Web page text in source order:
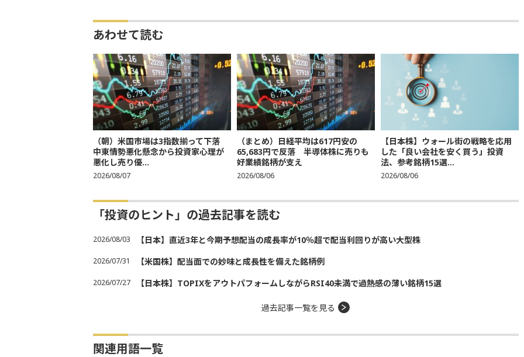
あわせて読む
（朝）米国市場は3指数揃って下落
中東情勢悪化懸念から投資家心理が
悪化し売り優...
2026/08/07
（まとめ）日経平均は617円安の
65,683円で反落 半導体株に売りも
好業績銘柄が支え
2026/08/06
【日本株】ウォール街の戦略を応用
した「良い会社を安く買う」投資
法、参考銘柄15選...
2026/08/06
「投資のヒント」の過去記事を読む
2026/08/03 【日本】直近3年と今期予想配当の成長率が10％超で配当利回りが高い大型株
2026/07/31 【米国株】配当面での妙味と成長性を備えた銘柄例
2026/07/27 【日本株】TOPIXをアウトパフォームしながらRSI40未満で過熱感の薄い銘柄15選
過去記事一覧を見る
関連用語一覧